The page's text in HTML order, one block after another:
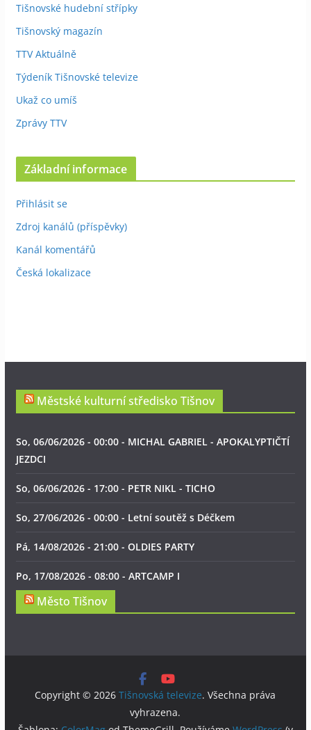
Tišnovské hudební střípky
Tišnovský magazín
TTV Aktuálně
Týdeník Tišnovské televize
Ukaž co umíš
Zprávy TTV
Základní informace
Přihlásit se
Zdroj kanálů (příspěvky)
Kanál komentářů
Česká lokalizace
Městské kulturní středisko Tišnov
So, 06/06/2026 - 00:00 - MICHAL GABRIEL - APOKALYPTIČTÍ
JEZDCI
So, 06/06/2026 - 17:00 - PETR NIKL - TICHO
So, 27/06/2026 - 00:00 - Letní soutěž s Déčkem
Pá, 14/08/2026 - 21:00 - OLDIES PARTY
Po, 17/08/2026 - 08:00 - ARTCAMP I
Město Tišnov
Copyright © 2026Tišnovská televize. Všechna práva
vyhrazena.